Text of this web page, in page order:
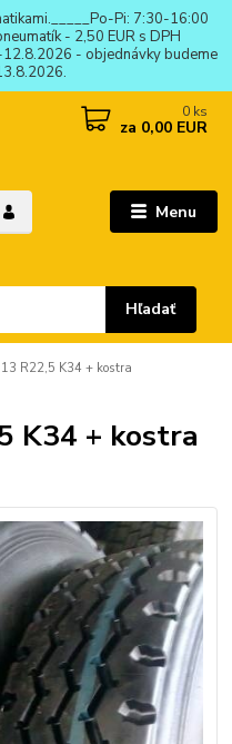
Pi: 7:30-16:00
- 2,50 EUR s DPH
- objednávky budeme
Menu
Hľadať
0 ks
za 0,00 EUR
13 R22,5 K34 + kostra
K34 + kostra